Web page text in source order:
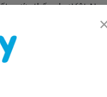
nước thấp như Việt
mẫu máy lọc
chất độc hại, các kích
lượng nước – WQA